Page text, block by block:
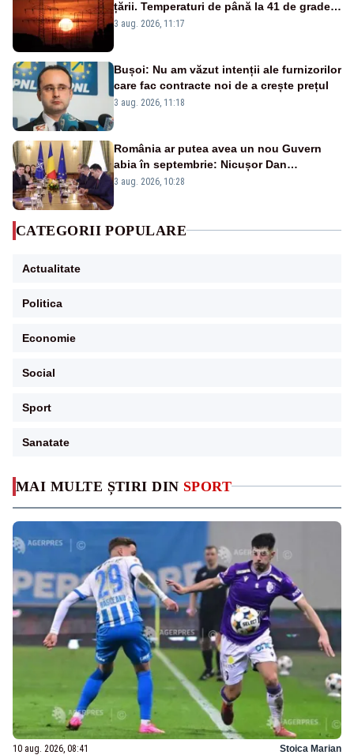
MAI MULTE ȘTIRI DIN SPORT
10 aug. 2026, 08:41 Stoica Marian
țării. Temperaturi de până la 41 de grade
până miercuri
3 aug. 2026, 11:17
Bușoi: Nu am văzut intenții ale furnizorilor
care fac contracte noi de a crește prețul
3 aug. 2026, 11:18
România ar putea avea un nou Guvern
abia în septembrie: Nicușor Dan
pregătește noi consultări cu partidele
3 aug. 2026, 10:28
CATEGORII POPULARE
Actualitate
Politica
Economie
Social
Sport
Sanatate